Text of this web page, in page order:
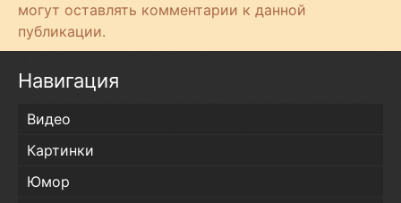
могут оставлять комментарии к данной
публикации.
Навигация
Видео
Картинки
Юмор